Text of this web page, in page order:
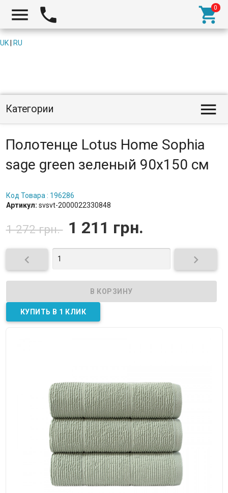
  
UK RU
Категории 
Полотенце Lotus Home Sophia
sage green зеленый 90х150 см
Код Товара : 196286
Артикул: svsvt-2000022330848
1 272 грн. 1 211 грн.
 